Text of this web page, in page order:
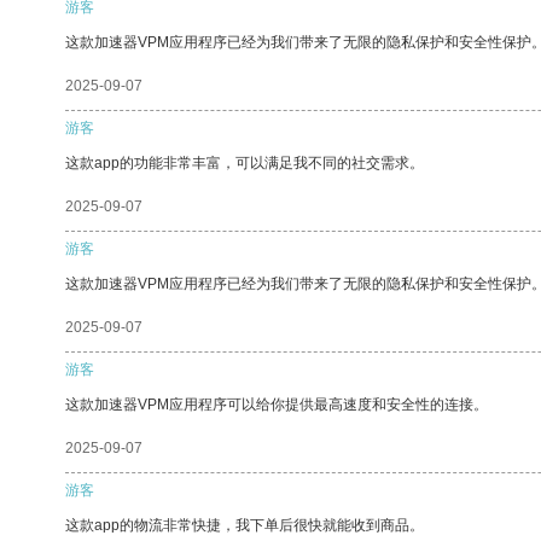
游客
这款加速器VPM应用程序已经为我们带来了无限的隐私保护和安全性保护
2025-09-07
游客
这款app的功能非常丰富，可以满足我不同的社交需求。
2025-09-07
游客
这款加速器VPM应用程序已经为我们带来了无限的隐私保护和安全性保护
2025-09-07
游客
这款加速器VPM应用程序可以给你提供最高速度和安全性的连接。
2025-09-07
游客
这款app的物流非常快捷，我下单后很快就能收到商品。